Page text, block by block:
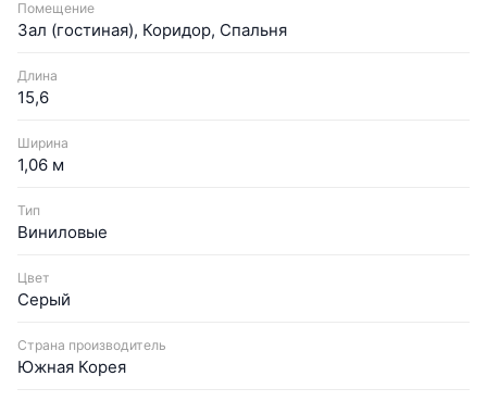
Помещение
Зал (гостиная), Коридор, Спальня
Длина
15,6
Ширина
1,06 м
Тип
Виниловые
Цвет
Серый
Страна производитель
Южная Корея